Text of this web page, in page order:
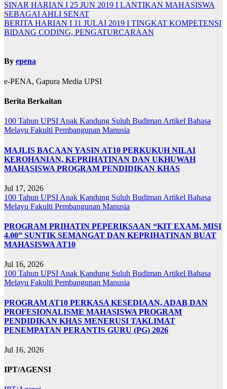
SINAR HARIAN I 25 JUN 2019 I LANTIKAN MAHASISWA
SEBAGAI AHLI SENAT
BERITA HARIAN I 11 JULAI 2019 I TINGKAT KOMPETENSI
BIDANG CODING, PENGATURCARAAN
By epena
e-PENA, Gapura Media UPSI
Berita Berkaitan
100 Tahun UPSI Anak Kandung Suluh Budiman Artikel Bahasa
Melayu Fakulti Pembangunan Manusia
MAJLIS BACAAN YASIN AT10 PERKUKUH NILAI
KEROHANIAN, KEPRIHATINAN DAN UKHUWAH
MAHASISWA PROGRAM PENDIDIKAN KHAS
Jul 17, 2026
100 Tahun UPSI Anak Kandung Suluh Budiman Artikel Bahasa
Melayu Fakulti Pembangunan Manusia
PROGRAM PRIHATIN PEPERIKSAAN “KIT EXAM, MISI
4.00” SUNTIK SEMANGAT DAN KEPRIHATINAN BUAT
MAHASISWA AT10
Jul 16, 2026
100 Tahun UPSI Anak Kandung Suluh Budiman Artikel Bahasa
Melayu Fakulti Pembangunan Manusia
PROGRAM AT10 PERKASA KESEDIAAN, ADAB DAN
PROFESIONALISME MAHASISWA PROGRAM
PENDIDIKAN KHAS MENERUSI TAKLIMAT
PENEMPATAN PERANTIS GURU (PG) 2026
Jul 16, 2026
IPT/AGENSI